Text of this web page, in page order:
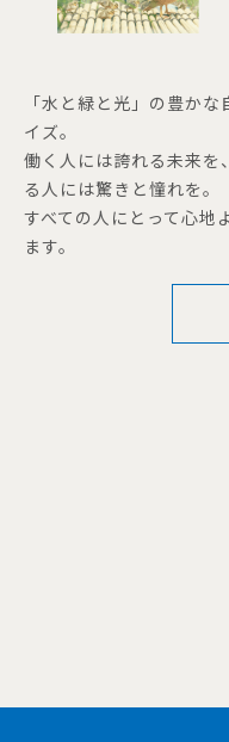
「水と緑と光」の豊か
イズ。
働く人には誇れる未来を
る人には驚きと憧れを。
すべての人にとって心地
ます。